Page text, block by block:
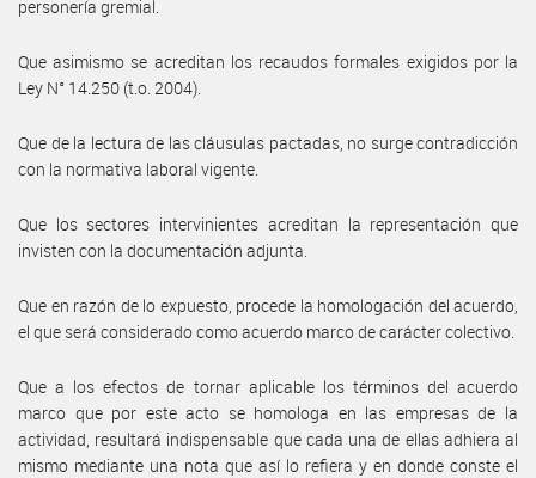
personería gremial.
Que asimismo se acreditan los recaudos formales exigidos por la
Ley N° 14.250 (t.o. 2004).
Que de la lectura de las cláusulas pactadas, no surge contradicción
con la normativa laboral vigente.
Que los sectores intervinientes acreditan la representación que
invisten con la documentación adjunta.
Que en razón de lo expuesto, procede la homologación del acuerdo,
el que será considerado como acuerdo marco de carácter colectivo.
Que a los efectos de tornar aplicable los términos del acuerdo
marco que por este acto se homologa en las empresas de la
actividad, resultará indispensable que cada una de ellas adhiera al
mismo mediante una nota que así lo refiera y en donde conste el